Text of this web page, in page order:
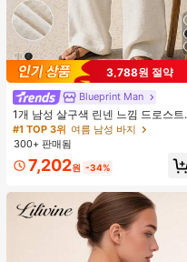
3,788원 절약
Blueprint Man
1개 남성 살구색 린넨 느낌 드로스트
링 스트레이트 레그 팬츠, 부드럽고 편
안한 린넨 같은 원단, 캐주얼 휴가 &
일상 출퇴근, 올드 머니 스타일
#1 TOP 3위 여름 남성 바지
300+ 판매됨
7,202원 -34%